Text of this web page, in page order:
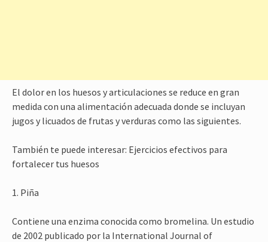
El dolor en los huesos y articulaciones se reduce en gran
medida con una alimentación adecuada donde se incluyan
jugos y licuados de frutas y verduras como las siguientes.
También te puede interesar: Ejercicios efectivos para
fortalecer tus huesos
1. Piña
Contiene una enzima conocida como bromelina. Un estudio
de 2002 publicado por la International Journal of